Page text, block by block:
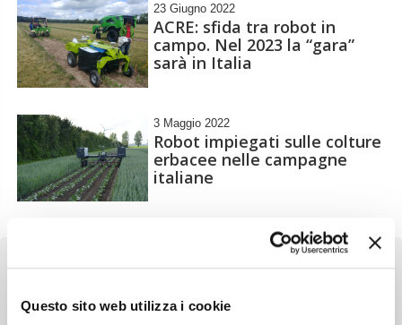
Questo sito web utilizza i cookie
23 Giugno 2022
ACRE: sfida tra robot in
campo. Nel 2023 la “gara”
sarà in Italia
3 Maggio 2022
Robot impiegati sulle colture
erbacee nelle campagne
italiane